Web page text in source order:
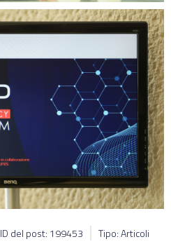
ID del post: 199453 Tipo: Articoli